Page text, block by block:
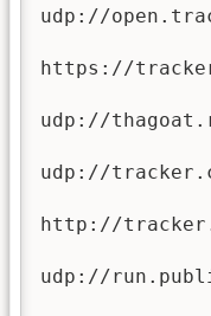
udp://
https://
udp://
udp://
http://
udp://